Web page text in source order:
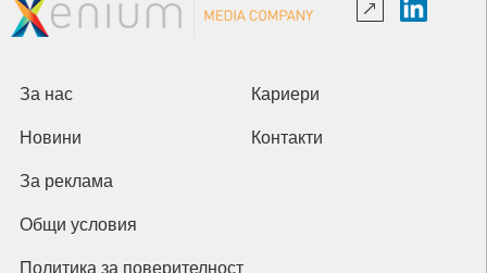
За нас Кариери
Новини Контакти
За реклама
Общи условия
Политика за поверителност